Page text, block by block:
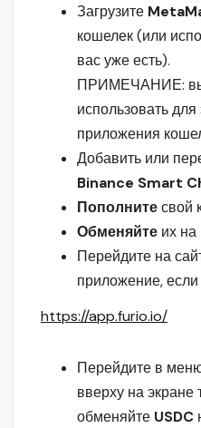
Загрузите
кошелек (или
вас уже есть).
ПРИМЕЧАНИЕ: вы
использовать для
приложения
Добавить или
Binance Smart
Пополнитесвой
Обменяйте их на
Перейдите на
приложение,
https://app.furio.io/
Перейдите в
вверху на
обменяйте USDC